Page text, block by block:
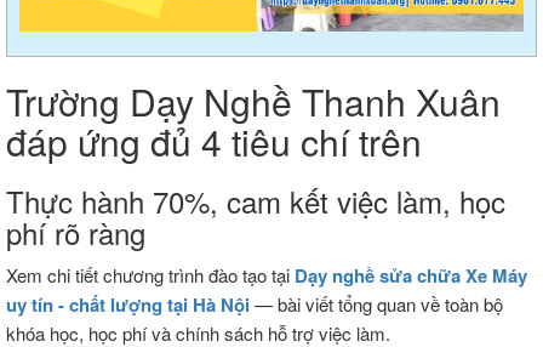
Trường Dạy Nghề Thanh Xuân
đáp ứng đủ 4 tiêu chí trên
Thực hành 70%, cam kết việc làm, học
phí rõ ràng
Xem chi tiết chương trình đào tạo tại Dạy nghề sửa chữa Xe Máy
uy tín - chất lượng tại Hà Nội— bài viết tổng quan về toàn bộ
khóa học, học phí và chính sách hỗ trợ việc làm.